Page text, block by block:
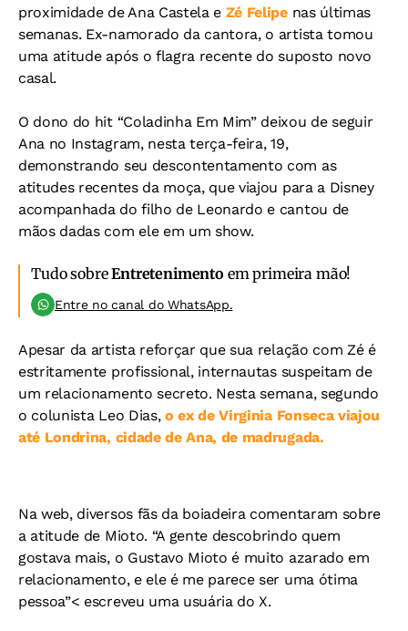
proximidade de Ana Castela e Zé Felipe nas últimas
semanas. Ex-namorado da cantora, o artista tomou
uma atitude após o flagra recente do suposto novo
casal.
O dono do hit “Coladinha Em Mim” deixou de seguir
Ana no Instagram, nesta terça-feira, 19,
demonstrando seu descontentamento com as
atitudes recentes da moça, que viajou para a Disney
acompanhada do filho de Leonardo e cantou de
mãos dadas com ele em um show.
Tudo sobreEntretenimento em primeira mão!
Entre no canal do WhatsApp.
Apesar da artista reforçar que sua relação com Zé é
estritamente profissional, internautas suspeitam de
um relacionamento secreto. Nesta semana, segundo
o colunista Leo Dias, o ex de Virginia Fonseca viajou
até Londrina, cidade de Ana, de madrugada.
Na web, diversos fãs da boiadeira comentaram sobre
a atitude de Mioto. “A gente descobrindo quem
gostava mais, o Gustavo Mioto é muito azarado em
relacionamento, e ele é me parece ser uma ótima
pessoa”< escreveu uma usuária do X.